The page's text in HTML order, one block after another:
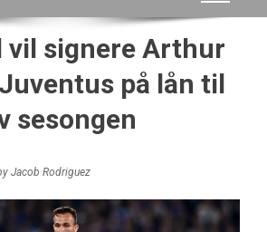
vil signere Arthur
på lån til
sesongen
Jacob Rodriguez